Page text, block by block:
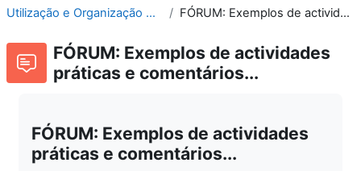
Utilização e Organização de Laboratórios Escolares FÓRUM: Exemplos de actividades práticas e comentários...
FÓRUM: Exemplos de actividades
práticas e comentários...
FÓRUM: Exemplos de actividades
práticas e comentários...